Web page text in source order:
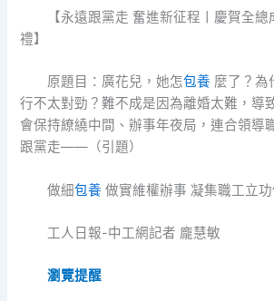
【永遠跟黨走 奮進新征程丨慶賀全總
禮】
原題目：廣花兒，她怎包養 麼了？為
行不太對勁？難不成是因為離婚太難，導
會保持繚繞中間、辦事年夜局，連合領導
跟黨走——（引題）
做細包養 做實維權辦事 凝集職工立功
工人日報-中工網記者 龐慧敏
瀏覽提醒